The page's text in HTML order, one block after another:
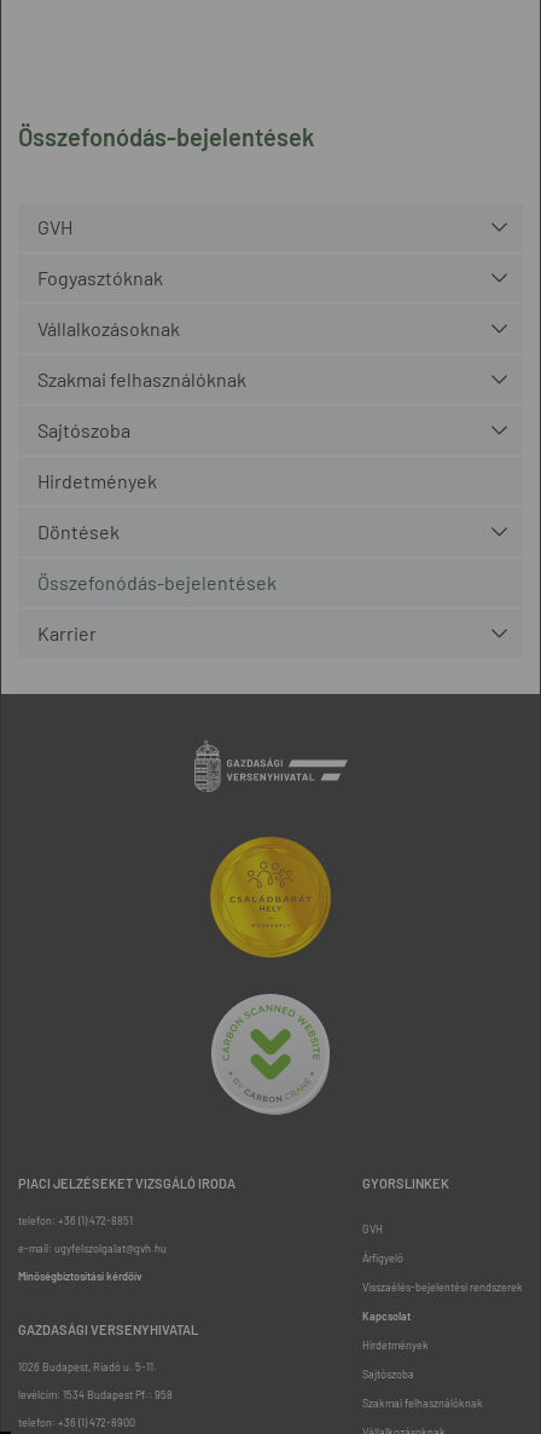
Összefonódás-bejelentések
GVH
Fogyasztóknak
Vállalkozásoknak
Szakmai felhasználóknak
Sajtószoba
Hirdetmények
Döntések
Összefonódás-bejelentések
Karrier
PIACI JELZÉSEKET VIZSGÁLÓ IRODA
telefon: +36 (1) 472-8851
e-mail: ugyfelszolgalat@gvh.hu
Minőségbiztosítási kérdőív
GAZDASÁGI VERSENYHIVATAL
1026 Budapest, Riadó u. 5-11.
levélcím: 1534 Budapest Pf.: 958
telefon: +36 (1) 472-8900
GYORSLINKEK
GVH
Árfigyelő
Visszaélés-bejelentési rendszerek
Kapcsolat
Hirdetmények
Sajtószoba
Szakmai felhasználóknak